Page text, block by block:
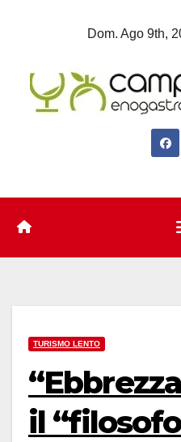
Dom. Ago 9th,
TURISMO LENTO
il